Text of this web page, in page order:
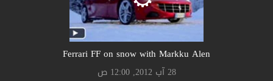
Ferrari FF on snow with Markku Alen
28 آب 2012, 12:00 ص